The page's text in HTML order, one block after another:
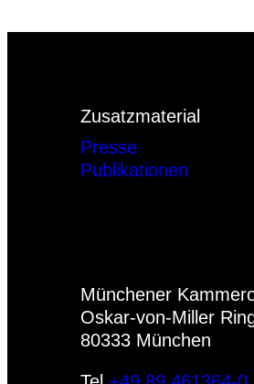
Zusatzmaterial
Presse
Publikationen
Münchener
Oskar-von-Miller
80333 München